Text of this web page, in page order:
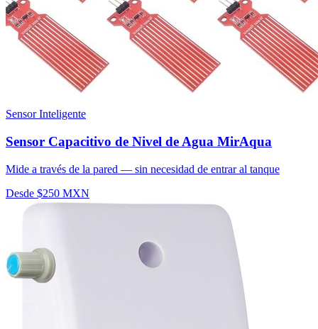
Sensor Inteligente
Sensor Capacitivo de Nivel de Agua MirAqua
Mide a través de la pared — sin necesidad de entrar al tanque
Desde $250 MXN